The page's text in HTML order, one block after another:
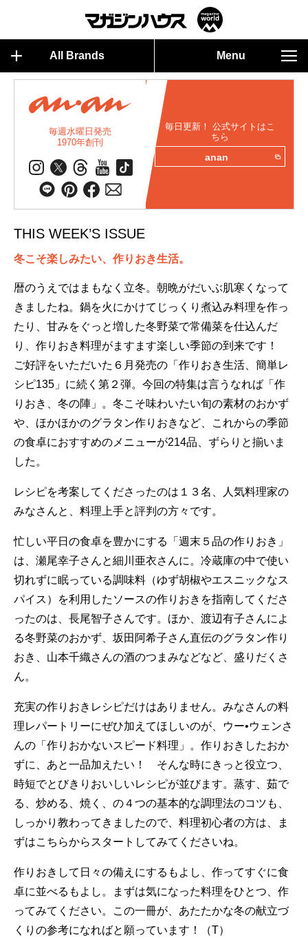
All Brands Menu
毎週水曜日発売
1970年創刊
毎日更新！ 公式サイトはこ
ちら
anan
THIS WEEK’S ISSUE
冬こそ楽しみたい、作りおき生活。
暦のうえではまもなく立冬。朝晩がだいぶ肌寒くなって
きましたね。鍋を火にかけてじっくり煮込み料理を作っ
たり、甘みをぐっと増した冬野菜で常備菜を仕込んだ
り、作りおき料理がますます楽しい季節の到来です！
ご好評をいただいた６月発売の「作りおき生活、簡単レ
シピ135」に続く第２弾。今回の特集は言うなれば「作
りおき、冬の陣」。冬こそ味わいたい旬の素材のおかず
や、ほかほかのグラタン作りおきなど、これからの季節
の食卓におすすめのメニューが214品、ずらりと揃いま
した。
レシピを考案してくださったのは１３名、人気料理家の
みなさんと、料理上手と評判の方々です。
忙しい平日の食卓を豊かにする「週末５品の作りおき」
は、瀬尾幸子さんと細川亜衣さんに。冷蔵庫の中で使い
切れずに眠っている調味料（ゆず胡椒やエスニックなス
パイス）を利用したソースの作りおきを指南してくださ
ったのは、長尾智子さんです。ほか、渡辺有子さんによ
る冬野菜のおかず、坂田阿希子さん直伝のグラタン作り
おき、山本千織さんの酒のつまみなどなど、盛りだくさ
ん。
充実の作りおきレシピだけはありません。みなさんの料
理レパートリーにぜひ加えてほしいのが、ウー•ウェンさ
んの「作りおかないスピード料理」。作りおきしたおか
ずに、あと一品加えたい！ そんな時にきっと役立つ、
時短でとびきりおいしいレシピが並びます。蒸す、茹で
る、炒める、焼く、の４つの基本的な調理法のコツも、
しっかり教わってきましたので、料理初心者の方は、ま
ずはこちらからスタートしてみてくださいね。
作りおきして日々の備えにするもよし、作ってすぐに食
卓に並べるもよし。まずは気になった料理をひとつ、作
ってみてください。この一冊が、あたたかな冬の献立づ
くりの参考になればと願っています！（T）